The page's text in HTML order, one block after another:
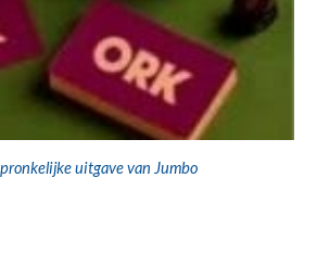
uitgave van Jumbo